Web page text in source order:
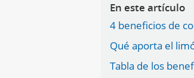
En este artículo
4 beneficios de
Qué aporta el
Tabla de los